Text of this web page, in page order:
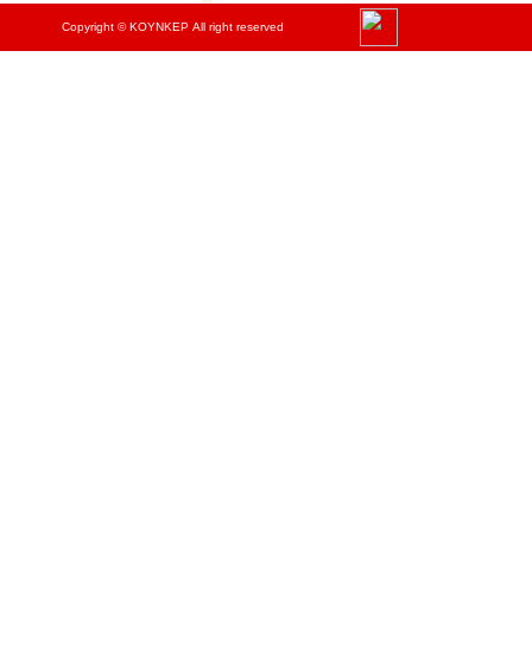
Copyright © ΚΟΥΝΚΕΡ All right reserved